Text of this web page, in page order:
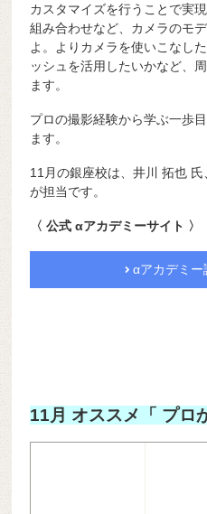
カスタマイズを行うことで実
組み合わせなど、カメラのモ
よ。よりカメラを使いこなし
ッシュを活用したいかなど、
ます。
プロの撮影経験から学ぶ一歩
ます。
11月の銀座校は、井川 拓也
が担当です。
〈 公式 αアカデミーサイト 〉
αアカデミー
11月 オススメ「 プロ